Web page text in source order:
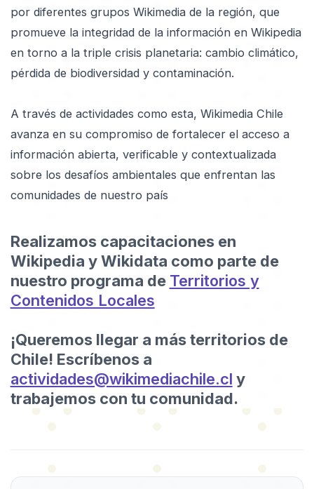
por diferentes grupos Wikimedia de la región, que
promueve la integridad de la información en Wikipedia
en torno a la triple crisis planetaria: cambio climático,
pérdida de biodiversidad y contaminación.
A través de actividades como esta, Wikimedia Chile
avanza en su compromiso de fortalecer el acceso a
información abierta, verificable y contextualizada
sobre los desafíos ambientales que enfrentan las
comunidades de nuestro país
Realizamos capacitaciones en
Wikipedia y Wikidata como parte de
nuestro programa de Territorios y
Contenidos Locales
¡Queremos llegar a más territorios de
Chile! Escríbenos a
actividades@wikimediachile.cl y
trabajemos con tu comunidad.